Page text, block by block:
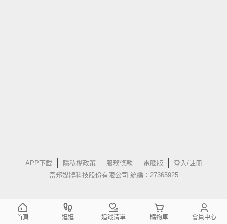
APP下載 隱私權政策 服務條款 電腦版
登入/註冊
富邦媒體科技股份有限公司 統編：27365925
首頁 逛逛 追蹤清單 購物車 會員中心